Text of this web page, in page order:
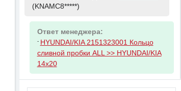
(KNAMC8*****)
Ответ менеджера:
- HYUNDAI/KIA 2151323001 Кольцо
сливной пробки ALL >> HYUNDAI/KIA
14x20